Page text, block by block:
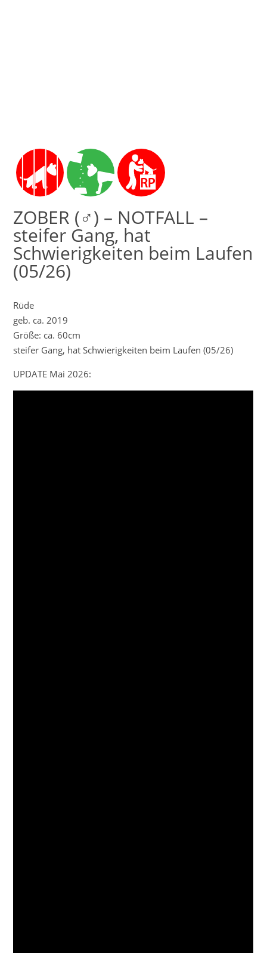
ZOBER (♂) – NOTFALL –
steifer Gang, hat
Schwierigkeiten beim Laufen
(05/26)
Rüde
geb. ca. 2019
Größe: ca. 60cm
steifer Gang, hat Schwierigkeiten beim Laufen (05/26)
UPDATE Mai 2026: